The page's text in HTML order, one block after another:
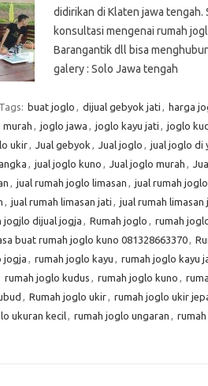
didirikan di Klaten jawa tengah.
konsultasi mengenai rumah
Barangantik dll bisa
galery : Solo Jawa tengah
Tags: buat joglo , dijual gebyok jati , harga
, joglo jawa , joglo kayu jati , joglo
ukir, Jual gebyok , Jual joglo , jual joglo di
, jual joglo kuno , Jual joglo murah ,
, jual rumah joglo limasan , jual rumah
, jual rumah limasan jati , jual rumah limasan
jogjlo dijual jogja , Rumah joglo , rumah
buat rumah joglo kuno 081328663370,
jogja , rumah joglo kayu , rumah joglo kayu
rumah joglo kudus , rumah joglo kuno ,
, Rumah joglo ukir, rumah joglo ukir
ukuran kecil, rumah joglo ungaran ,